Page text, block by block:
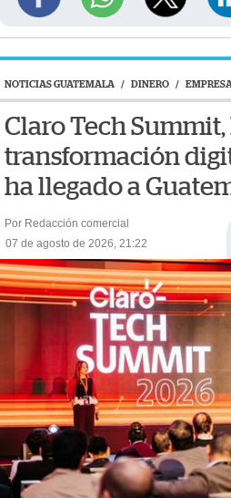
NOTICIAS GUATEMALA / DINERO /
Claro Tech Summit,
transformación
ha llegado a
Por Redacción comercial
07 de agosto de 2026, 21:22